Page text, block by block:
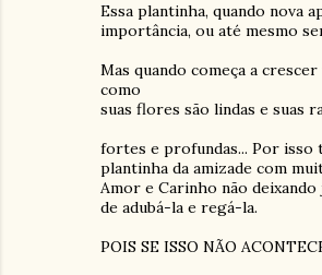
Essa plantinha, quando nova
importância, ou até mesmo
Mas quando começa a
como
suas flores são lindas e suas
fortes e profundas... Por isso
plantinha da amizade com
Amor e Carinho não deixando
de adubá-la e regá-la.
POIS SE ISSO NÃO